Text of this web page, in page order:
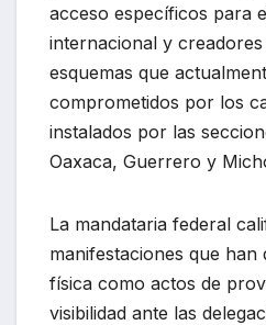
acceso específicos para
internacional y
esquemas que
comprometidos por los
instalados por las
Oaxaca, Guerrero y
La mandataria federal
manifestaciones que han
física como actos de
visibilidad ante las